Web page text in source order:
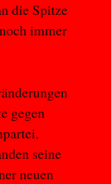
die Spitze
immer
gegen
seine
neuen